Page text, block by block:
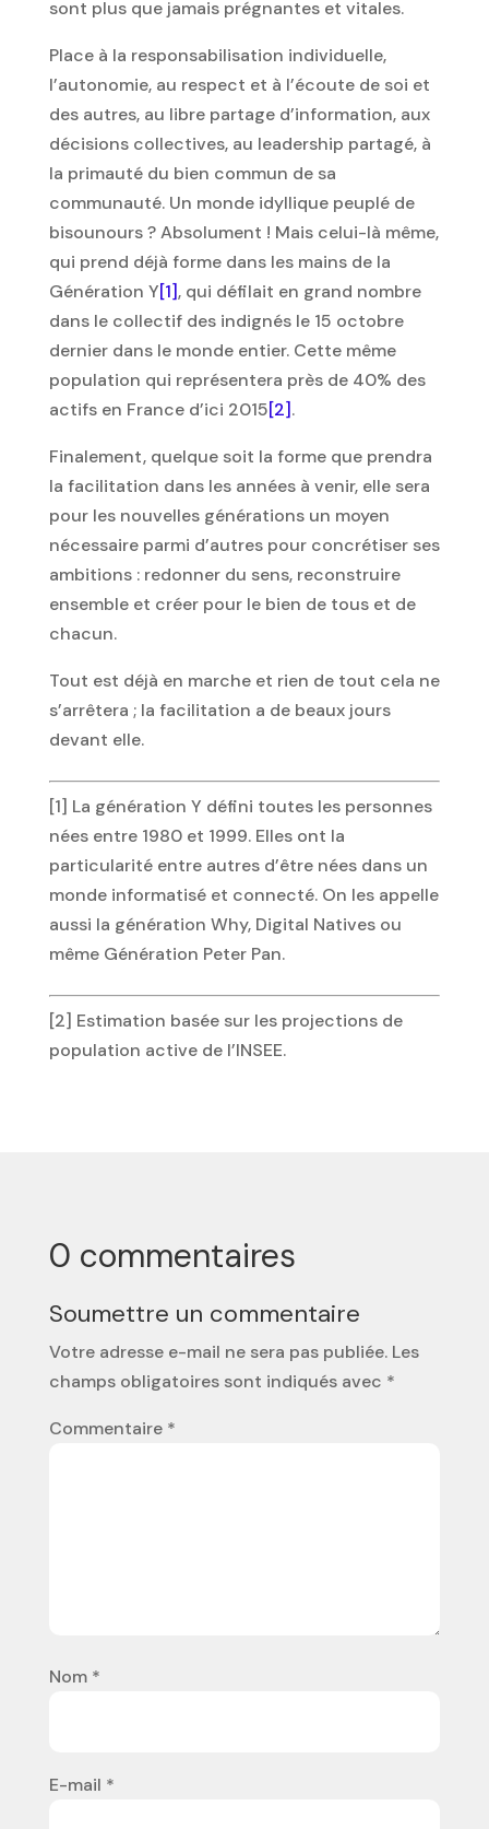
sont plus que jamais prégnantes et vitales.
Place à la responsabilisation individuelle,
l’autonomie, au respect et à l’écoute de soi et
des autres, au libre partage d’information, aux
décisions collectives, au leadership partagé, à
la primauté du bien commun de sa
communauté. Un monde idyllique peuplé de
bisounours ? Absolument ! Mais celui-là même,
qui prend déjà forme dans les mains de la
Génération Y[1], qui défilait en grand nombre
dans le collectif des indignés le 15 octobre
dernier dans le monde entier. Cette même
population qui représentera près de 40% des
actifs en France d’ici 2015[2].
Finalement, quelque soit la forme que prendra
la facilitation dans les années à venir, elle sera
pour les nouvelles générations un moyen
nécessaire parmi d’autres pour concrétiser ses
ambitions : redonner du sens, reconstruire
ensemble et créer pour le bien de tous et de
chacun.
Tout est déjà en marche et rien de tout cela ne
s’arrêtera ; la facilitation a de beaux jours
devant elle.
[1] La génération Y défini toutes les personnes
nées entre 1980 et 1999. Elles ont la
particularité entre autres d’être nées dans un
monde informatisé et connecté. On les appelle
aussi la génération Why, Digital Natives ou
même Génération Peter Pan.
[2] Estimation basée sur les projections de
population active de l’INSEE.
0 commentaires
Soumettre un commentaire
Votre adresse e-mail ne sera pas publiée. Les
champs obligatoires sont indiqués avec *
Commentaire *
Nom *
E-mail *